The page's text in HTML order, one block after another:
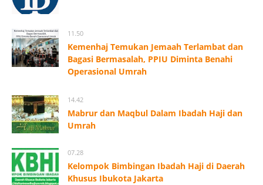
11.50
Kemenhaj Temukan Jemaah Terlambat dan
Bagasi Bermasalah, PPIU Diminta Benahi
Operasional Umrah
14.42
Mabrur dan Maqbul Dalam Ibadah Haji dan
Umrah
07.28
Kelompok Bimbingan Ibadah Haji di Daerah
Khusus Ibukota Jakarta